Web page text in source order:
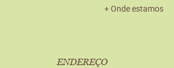
Onde estamos
ENDEREÇO